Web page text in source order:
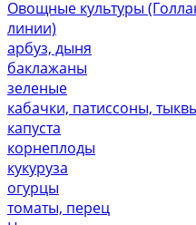
Овощные культуры
линии)
арбуз, дыня
баклажаны
зеленые
кабачки, патиссоны,
капуста
корнеплоды
кукуруза
огурцы
томаты, перец